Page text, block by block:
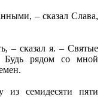
– сказал Слава,
– сказал я. – Святые
Будь рядом со мной
из семидесяти пяти